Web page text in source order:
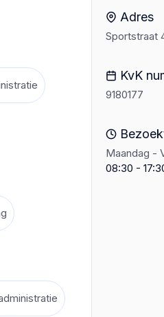
Adres
Sportstraat
KvK
9180177
Maandag -
08:30 -